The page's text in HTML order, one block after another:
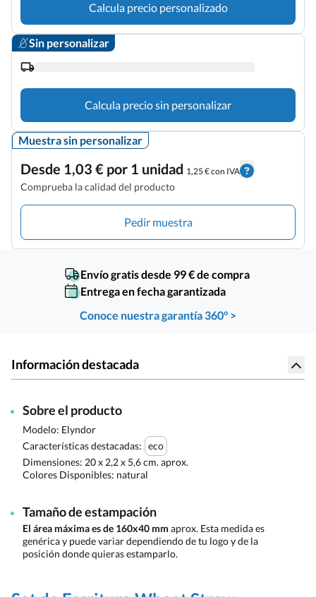
Calcula precio personalizado
Sin personalizar
Calcula precio sin personalizar
Muestra sin personalizar
Desde 1,03 € por 1 unidad 1,25 € con IVA
Comprueba la calidad del producto
Pedir muestra
Envío gratis desde 99 € de compra
Entrega en fecha garantizada
Conoce nuestra garantía 360° >
Información destacada
Sobre el producto
Modelo: Elyndor
Características destacadas: eco
Dimensiones: 20 x 2,2 x 5,6 cm. aprox.
Colores Disponibles: natural
Tamaño de estampación
El área máxima es de 160x40 mm aprox. Esta medida es
genérica y puede variar dependiendo de tu logo y de la
posición donde quieras estamparlo.